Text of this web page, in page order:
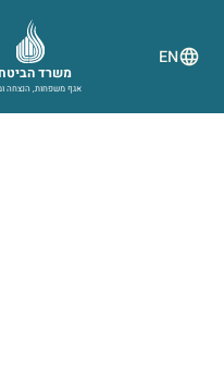
EN
משרד
אגף משפחות, הנצחה